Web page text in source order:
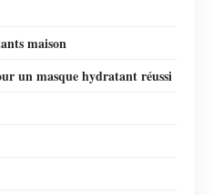
maison
un masque hydratant réussi